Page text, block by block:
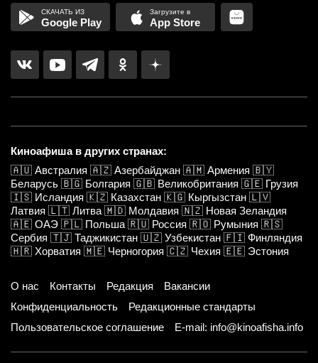
Google Play App Store
Киноафиша в других странах:
🇦🇺 Австралия 🇦🇿 Азербайджан 🇦🇲 Армения 🇧🇾
Беларусь 🇧🇬 Болгария 🇬🇧 Великобритания 🇬🇪 Грузия
🇮🇸 Исландия 🇰🇿 Казахстан 🇰🇬 Кыргызстан 🇱🇻
Латвия 🇱🇹 Литва 🇲🇩 Молдавия 🇳🇿 Новая Зеландия
🇦🇪 ОАЭ 🇵🇱 Польша 🇷🇺 Россия 🇷🇴 Румыния 🇷🇸
Сербия 🇹🇯 Таджикистан 🇺🇿 Узбекистан 🇫🇮 Финляндия
🇭🇷 Хорватия 🇲🇪 Черногория 🇨🇿 Чехия 🇪🇪 Эстония
О нас Контакты Редакция
Вакансии
Конфиденциальность
Редакционные стандарты
Пользовательское соглашение
E-mail: info@kinoafisha.info